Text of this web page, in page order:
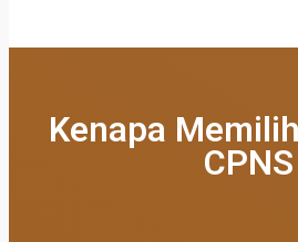
Kenapa
CPNS